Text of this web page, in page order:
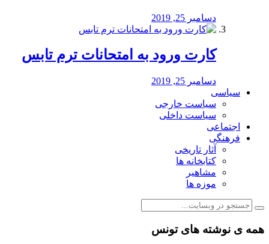
دسامبر 25, 2019
کارت ورود به امتحانات ترم تابس
دسامبر 25, 2019
سیاسی
سیاست خارجی
سیاست داخلی
اجتماعی
فرهنگی
آثار تاریخی
کتابخانه ها
مشاهیر
موزه ها
همه ی نوشته های تونس